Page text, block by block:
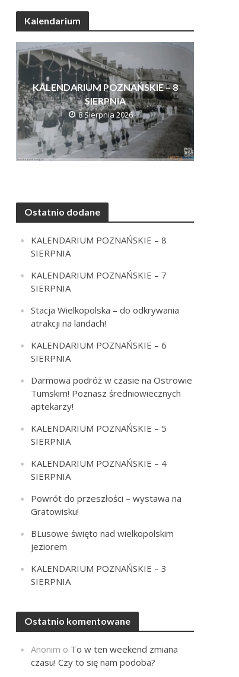
Kalendarium
KALENDARIUM POZNAŃSKIE – 8
SIERPNIA
8 Sierpnia 2026
Ostatnio dodane
KALENDARIUM POZNAŃSKIE – 8
SIERPNIA
KALENDARIUM POZNAŃSKIE – 7
SIERPNIA
Stacja Wielkopolska – do odkrywania
atrakcji na landach!
KALENDARIUM POZNAŃSKIE – 6
SIERPNIA
Darmowa podróż w czasie na Ostrowie
Tumskim! Poznasz średniowiecznych
aptekarzy!
KALENDARIUM POZNAŃSKIE – 5
SIERPNIA
KALENDARIUM POZNAŃSKIE – 4
SIERPNIA
Powrót do przeszłości – wystawa na
Gratowisku!
BLusowe święto nad wielkopolskim
jeziorem
KALENDARIUM POZNAŃSKIE – 3
SIERPNIA
Ostatnio komentowane
Anonim o To w ten weekend zmiana
czasu! Czy to się nam podoba?